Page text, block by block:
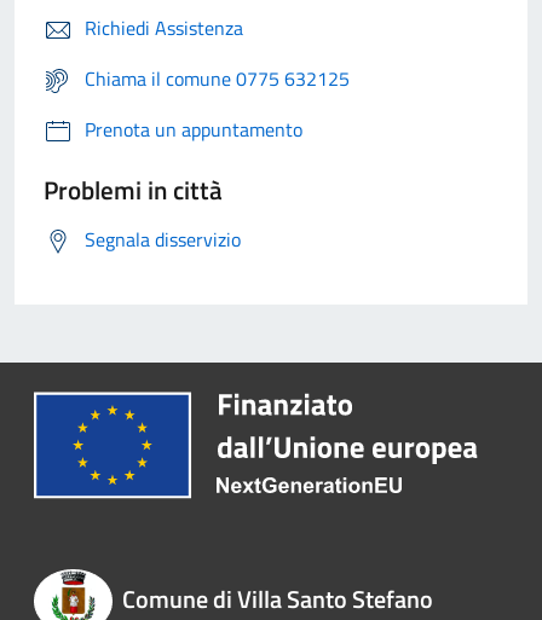
Richiedi Assistenza
Chiama il comune 0775 632125
Prenota un appuntamento
Problemi in città
Segnala disservizio
Comune di Villa Santo Stefano